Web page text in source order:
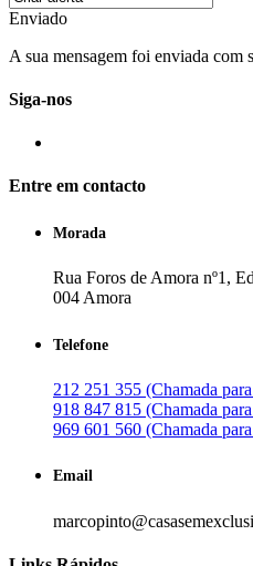
Enviado
A sua mensagem foi enviada com
Siga-nos
Entre em contacto
Morada
Rua Foros de Amora nº1,
004 Amora
Telefone
212 251 355 (Chamada
918 847 815 (Chamada
969 601 560 (Chamada
Email